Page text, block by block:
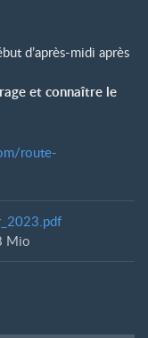
d’après-midi après
et connaître le
route-
Mio